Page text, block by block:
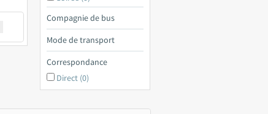
Compagnie de bus
Mode de transport
Correspondance
Direct (0)